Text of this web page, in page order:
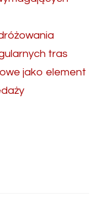
tras
jako element